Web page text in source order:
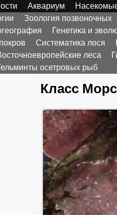
Аквариум
Зоология позвоночных
Генетика и
Систематика лося
леса
осетровых рыб
Класс